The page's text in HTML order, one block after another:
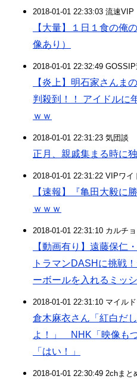
2018-01-01 22:33:03 流速VIP
【大量】１日１食の俺
像あり）
2018-01-01 22:32:49 GOSSIP
【炎上】明石家さんま
判殺到！！ アイドルに
ｗｗ
2018-01-01 22:31:23 気団談
正月、親戚集まる時に
2018-01-01 22:31:22 VIPワイ
【速報】『亀田大毅に
ｗｗｗ
2018-01-01 22:31:10 カルチ
【動画有り】遠藤保仁
トラマンDASHに挑戦
ーボールを入れるミッ
2018-01-01 22:31:10 マイル
倉木麻衣さん「紅白だ
よ！」 NHK「映像も
「はい！」
2018-01-01 22:30:49 2chまと